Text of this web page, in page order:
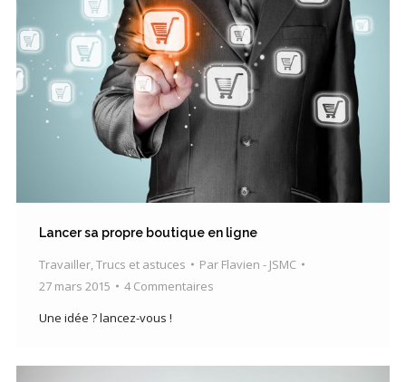
Lancer sa propre boutique en ligne
Travailler,Trucs et astuces Par Flavien - JSMC
27 mars 2015
4 Commentaires
Une idée ? lancez-vous !